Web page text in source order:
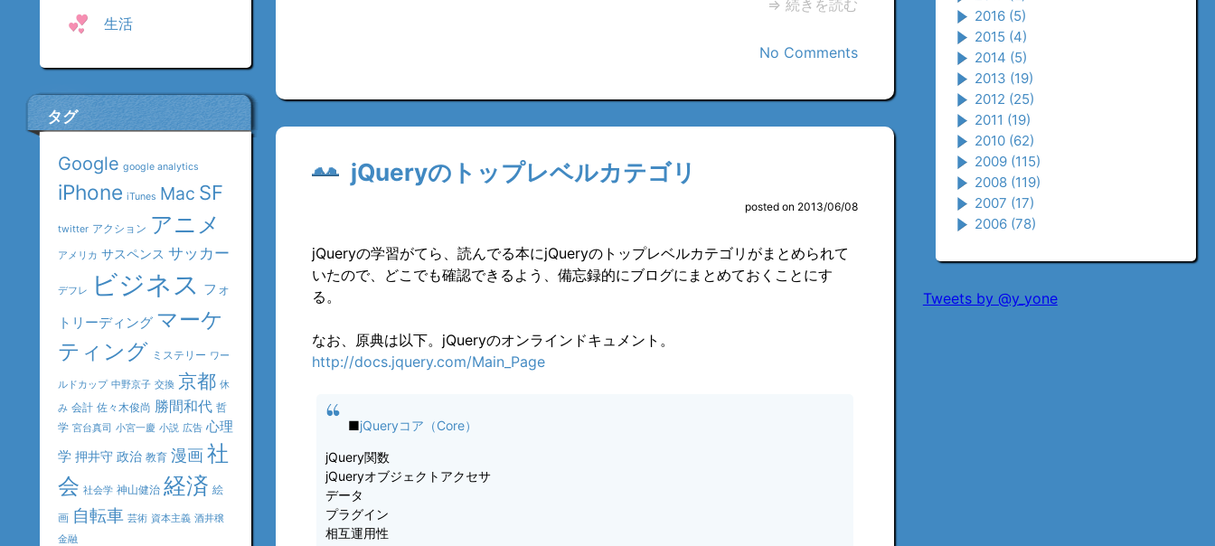
生活
タグ
Google google analytics
iPhone iTunes Mac SF
twitter アクション アニメ
アメリカ サスペンス サッカー
デフレ ビジネス フォ
トリーディング マーケ
ティング ミステリー ワー
ルドカップ 中野京子 交換 京都 休
み 会計 佐々木俊尚 勝間和代 哲
学 宮台真司 小宮一慶 小説 広告 心理
学 押井守 政治 教育 漫画社
会 社会学 神山健治 経済 絵
画 自転車 芸術 資本主義 酒井穣
金融
2016 (5)
2015 (4)
2014 (5)
2013 (19)
2012 (25)
2011 (19)
2010 (62)
2009 (115)
2008 (119)
2007 (17)
2006 (78)
Tweets by @y_yone
⇒ 続きを読む
No Comments
jQueryのトップレベルカテゴリ
posted on 2013/06/08
jQueryの学習がてら、読んでる本にjQueryのトップレベルカテゴリがまとめられて
いたので、どこでも確認できるよう、備忘録的にブログにまとめておくことにす
る。
なお、原典は以下。jQueryのオンラインドキュメント。
http://docs.jquery.com/Main_Page
■jQueryコア（Core）
jQuery関数
jQueryオブジェクトアクセサ
データ
プラグイン
相互運用性